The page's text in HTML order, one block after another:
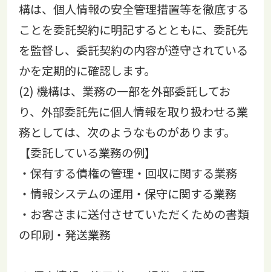
構は、個人情報の安全管理措置等を徹底する
ことを委託契約に明記するとともに、委託先
を監督し、委託契約の内容が遵守されている
かを定期的に確認します。
(2) 機構は、業務の一部を外部委託してお
り、外部委託先に個人情報を取り扱わせる業
務としては、次のようなものがあります。
【委託している業務の例】
・保有する債権の管理・回収に関する業務
・情報システムの運用・保守に関する業務
・お客さまに送付させていただくための書類
の印刷・発送業務